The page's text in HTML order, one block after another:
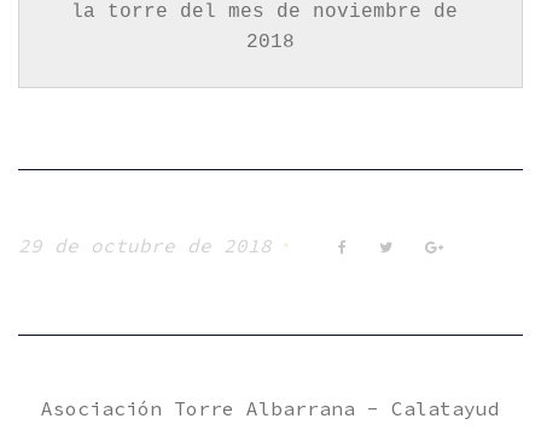
la torre del mes de noviembre de
2018
29 de octubre de 2018 FacebookTwitterGoogle+
Asociación Torre Albarrana - Calatayud